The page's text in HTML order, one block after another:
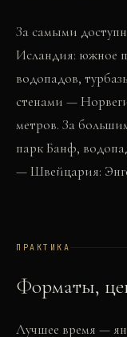
За самыми
Исландия: южное
водопадов,
стенами —
метров. За
парк Банф,
— Швейцария:
ПРАКТИКА
Форматы,
Лучшее время —